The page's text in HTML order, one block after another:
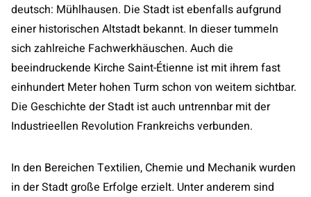
deutsch: Mühlhausen. Die Stadt ist ebenfalls aufgrund
einer historischen Altstadt bekannt. In dieser tummeln
sich zahlreiche Fachwerkhäuschen. Auch die
beeindruckende Kirche Saint-Étienne ist mit ihrem fast
einhundert Meter hohen Turm schon von weitem sichtbar.
Die Geschichte der Stadt ist auch untrennbar mit der
Industrieellen Revolution Frankreichs verbunden.
In den Bereichen Textilien, Chemie und Mechanik wurden
in der Stadt große Erfolge erzielt. Unter anderem sind